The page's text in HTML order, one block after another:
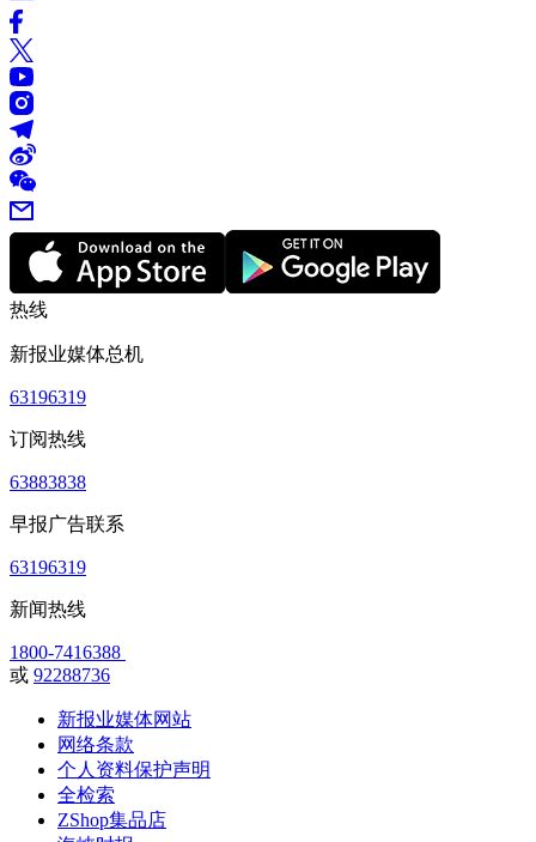
热线
新报业媒体总机
63196319
订阅热线
63883838
早报广告联系
63196319
新闻热线
1800-7416388
或 92288736
新报业媒体网站
网络条款
个人资料保护声明
全检索
ZShop集品店